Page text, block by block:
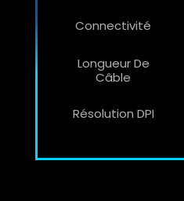
Connectivité
Longueur De
Câble
Résolution DPI